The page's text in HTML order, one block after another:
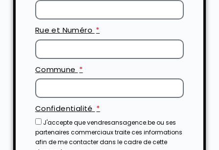
Rue et Numéro
Commune
Confidentialité
J'accepte que vendresansagence.be ou ses
partenaires commerciaux traite ces informations
afin de me contacter dans le cadre de cette